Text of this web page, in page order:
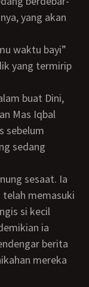
yang akan
yang termirip
Mas Iqbal
sebelum
sedang
memasuki
si kecil
ia
berita
mereka